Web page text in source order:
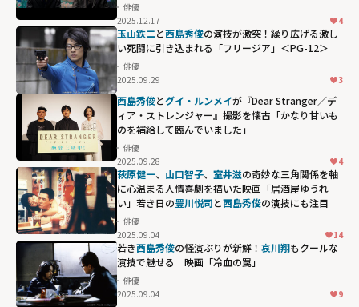
西島秀俊が静か
なる狂気を見せ
る衝撃作「人間
標本」"
width="304"
height="203"
loading="lazy"
fetchpriority="h
igh">
俳優
2025.12.17
4
玉山鉄二と西島秀俊の演技が激突！繰り広げる激し
い死闘に引き込まれる「フリージア」＜PG-12＞
俳優
2025.09.29
3
西島秀俊とグイ・ルンメイが『Dear Stranger／デ
ィア・ストレンジャー』撮影を懐古「かなり甘いも
のを補給して臨んでいました」
俳優
2025.09.28
4
萩原健一、 山口智子、 室井滋の奇妙な三角関係を軸
に心温まる人情喜劇を描いた映画「居酒屋ゆうれ
い」若き日の豊川悦司と西島秀俊の演技にも注目
俳優
2025.09.04
14
若き西島秀俊の怪演ぶりが新鮮！ 哀川翔もクールな
演技で魅せる 映画「冷血の罠」
俳優
2025.09.04
9